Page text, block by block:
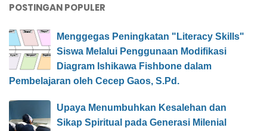
POSTINGAN POPULER
Menggegas Peningkatan "Literacy Skills"
Siswa Melalui Penggunaan Modifikasi
Diagram Ishikawa Fishbone dalam
Pembelajaran oleh Cecep Gaos, S.Pd.
Upaya Menumbuhkan Kesalehan dan
Sikap Spiritual pada Generasi Milenial